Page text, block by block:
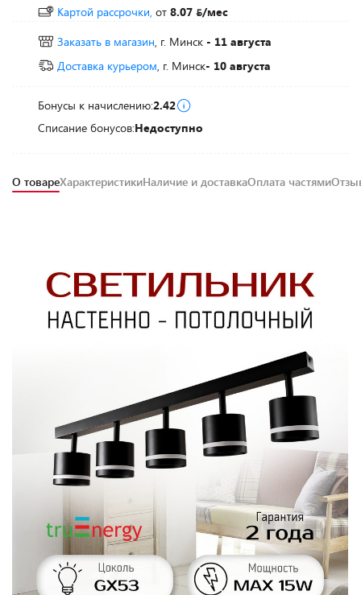
Картой рассрочки, от 8.07
/мес
Заказать в магазин, г. Минск - 11 августа
Доставка курьером, г. Минск- 10 августа
Бонусы к начислению:2.42
Списание бонусов:Недоступно
О товареХарактеристикиНаличие и доставкаОплата частями